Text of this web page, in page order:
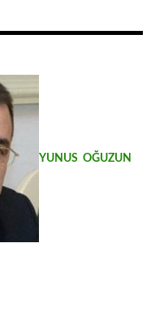
YUNUS OĞUZUN